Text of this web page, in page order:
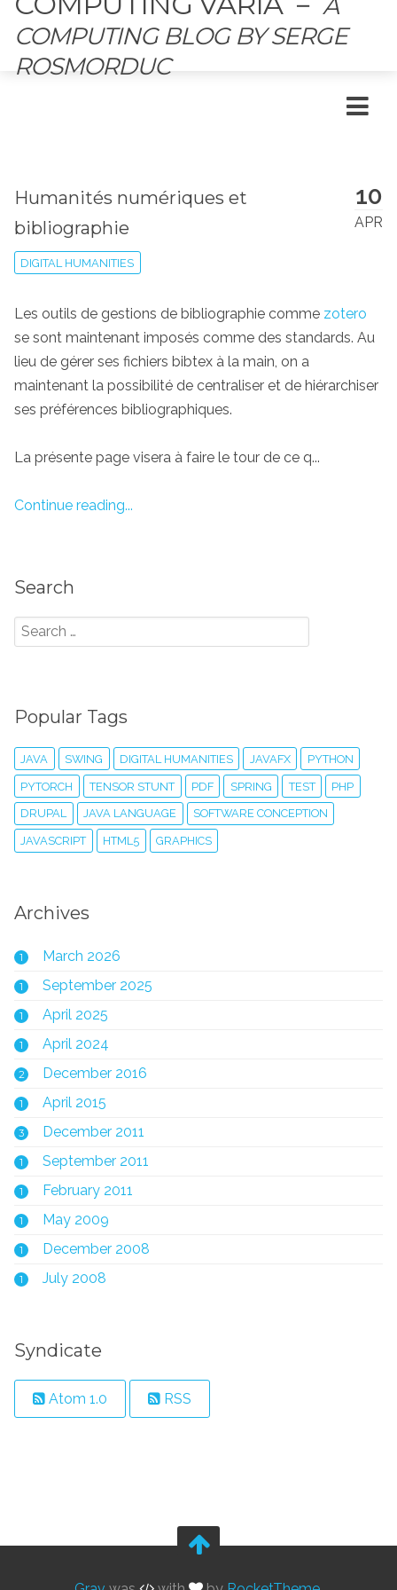
COMPUTING BLOG BY SERGE
ROSMORDUC
10
APR
Humanités numériques et
bibliographie
DIGITAL HUMANITIES
Les outils de gestions de bibliographie comme zotero
se sont maintenant imposés comme des standards. Au
lieu de gérer ses fichiers bibtex à la main, on a
maintenant la possibilité de centraliser et de hiérarchiser
ses préférences bibliographiques.
La présente page visera à faire le tour de ce q...
Continue reading...
Search
Popular Tags
JAVA SWING DIGITAL HUMANITIES JAVAFX PYTHON
PYTORCH TENSOR STUNT PDF SPRING TEST PHP
DRUPAL JAVA LANGUAGE SOFTWARE CONCEPTION
JAVASCRIPT HTML5 GRAPHICS
Archives
1 March 2026
1 September 2025
1 April 2025
1 April 2024
2 December 2016
1 April 2015
3 December 2011
1 September 2011
1 February 2011
1 May 2009
1 December 2008
1 July 2008
Syndicate
Atom 1.0 RSS